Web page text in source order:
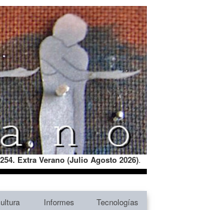
Extra Verano (Julio Agosto 2026).
Informes
Tecnologías